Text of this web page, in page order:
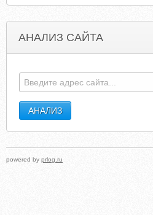
АНАЛИЗ САЙТА
powered by prlog.ru